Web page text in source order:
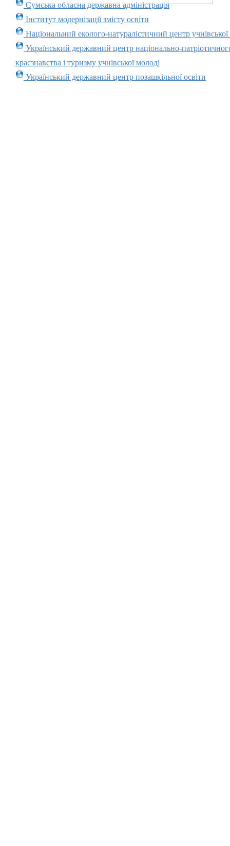
Сумська обласна державна адміністрація
Інститут модернізації змісту освіти
Національний еколого-натуралістичний центр учнівської
Український державний центр національно-
краєзнавства і туризму учнівської молоді
Український державний центр позашкільної освіти